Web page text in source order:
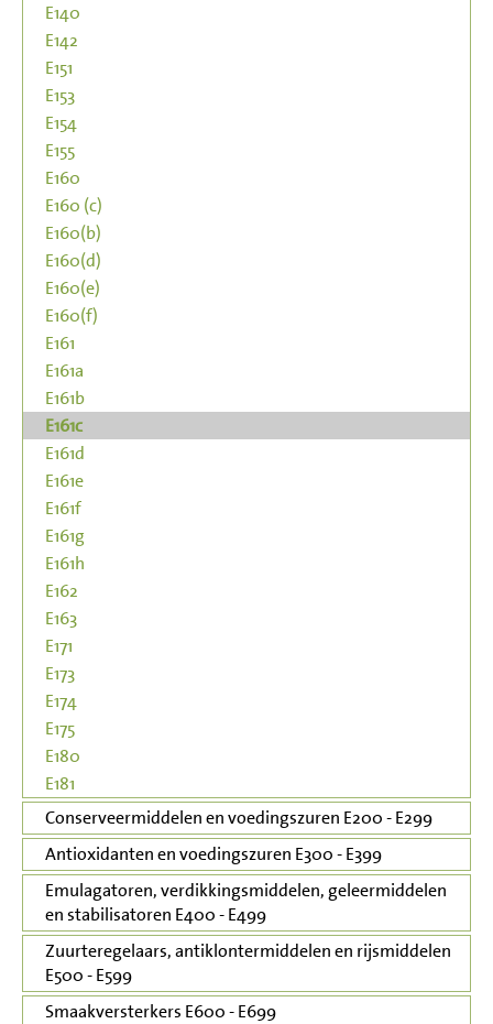
E140
E142
E151
E153
E154
E155
E160
E160 (c)
E160(b)
E160(d)
E160(e)
E160(f)
E161
E161a
E161b
E161c
E161d
E161e
E161f
E161g
E161h
E162
E163
E171
E173
E174
E175
E180
E181
Conserveermiddelen en voedingszuren E200 - E299
Antioxidanten en voedingszuren E300 - E399
Emulagatoren, verdikkingsmiddelen, geleermiddelen
en stabilisatoren E400 - E499
Zuurteregelaars, antiklontermiddelen en rijsmiddelen
E500 - E599
Smaakversterkers E600 - E699